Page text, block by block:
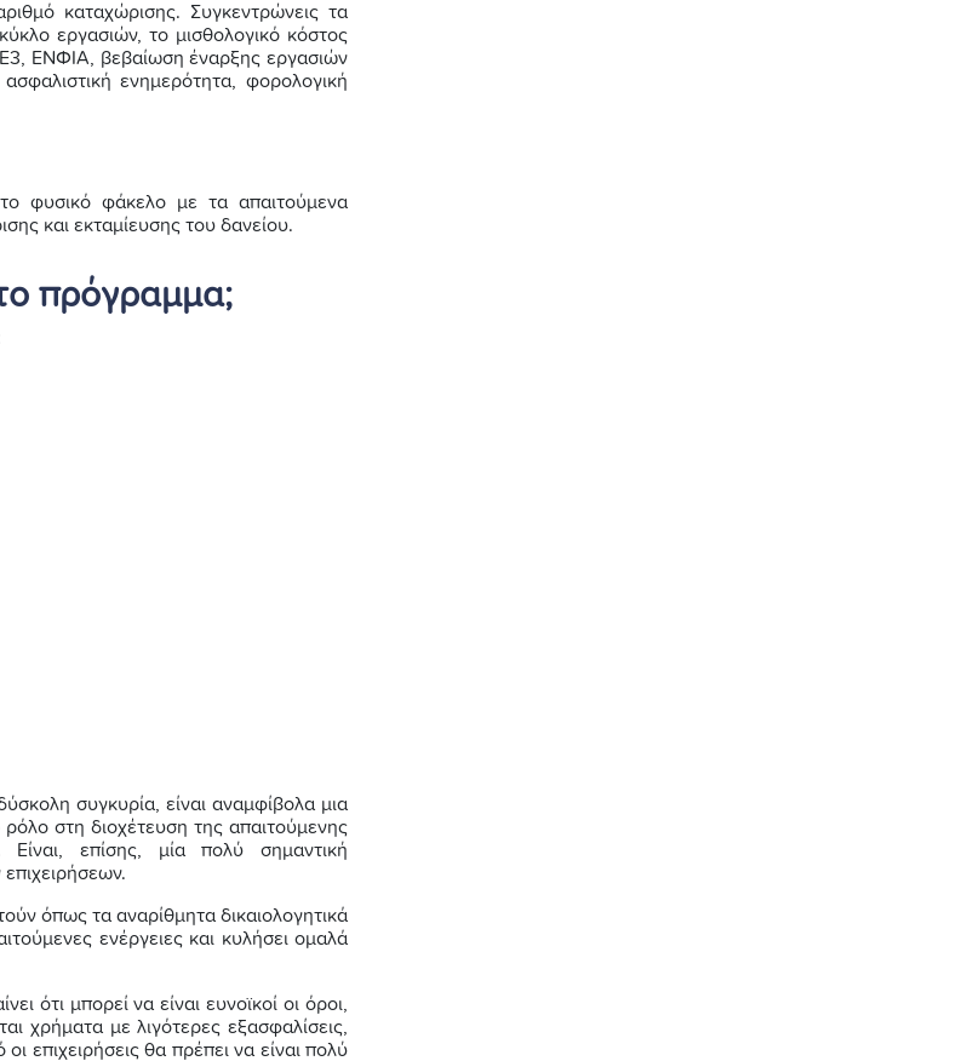
καταχώρισης. Συγκεντρώνεις τα
εργασιών, το μισθολογικό κόστος
Ε3, ΕΝΦΙΑ, βεβαίωση έναρξης εργασιών
ενημερότητα, φορολογική
φυσικό φάκελο με τα απαιτούμενα
και εκταμίευσης του δανείου.
πρόγραμμα;
συγκυρία, είναι αναμφίβολα μια
στη διοχέτευση της απαιτούμενης
Είναι, επίσης, μία πολύ σημαντική
όπως τα αναρίθμητα δικαιολογητικά
ενέργειες και κυλήσει ομαλά
ότι μπορεί να είναι ευνοϊκοί οι όροι,
χρήματα με λιγότερες εξασφαλίσεις,
επιχειρήσεις θα πρέπει να είναι πολύ